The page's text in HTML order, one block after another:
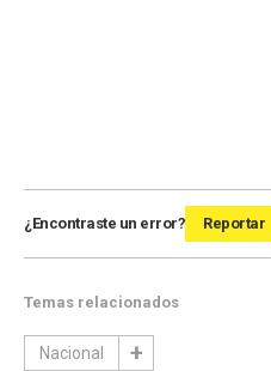
¿Encontraste un error? Reportar
Temas relacionados
Nacional